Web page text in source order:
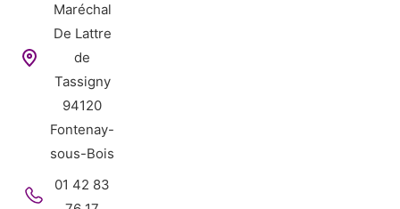
Maréchal
De Lattre
de
Tassigny
94120
Fontenay-
sous-Bois
01 42 83